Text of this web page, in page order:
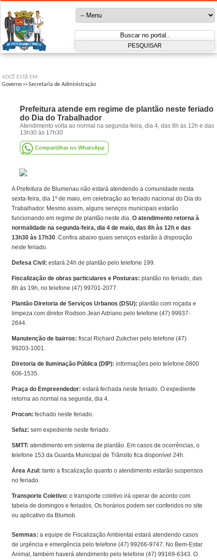
VOCÊ ESTÁ EM:
Governo >>Secretaria de Administração
Prefeitura atende em regime de plantão neste feriado
do Dia do Trabalhador
Atendimento volta ao normal na segunda-feira, dia 4, das 8h às 12h e das
13h30 às 17h30
Compartilhar no WhatsApp
A Prefeitura de Blumenau não estará atendendo a comunidade nesta
sexta-feira, dia 1º de maio, em celebração ao feriado nacional do Dia do
Trabalhador. Mesmo assim, alguns serviços municipais estarão
funcionando em regime de plantão neste dia.O atendimento retorna à
normalidade na segunda-feira, dia 4 de maio, das 8h às 12h e das
13h30 às 17h30. Confira abaixo quais serviços estarão à disposição
neste feriado.
Defesa Civil:estará 24h de plantão pelo telefone 199.
Fiscalização de obras particulares e Posturas:plantão no feriado, das
8h às 19h, no telefone (47) 99701-2077.
Plantão Diretoria de Serviços Urbanos (DSU):plantão com roçada e
limpeza com diretor Rodson Jean Adriano pelo telefone (47) 99937-
2644.
Manutenção de bairros: fiscal Richard Zuikcher pelo telefone (47)
99203-1001.
Diretoria de Iluminação Pública (DIP): informações pelo telefone 0800
606-1535.
Praça do Empreendedor: estará fechada neste feriado. O expediente
retorna ao normal na segunda, dia 4.
Procon:fechado neste feriado.
Sefaz:sem expediente neste feriado.
SMTT: atendimento em sistema de plantão. Em casos de ocorrências, o
telefone 153 da Guarda Municipal de Trânsito fica disponível 24h.
Área Azul: tanto a fiscalização quanto o atendimento estarão suspensos
no feriado.
Transporte Coletivo: o transporte coletivo irá operar de acordo com
tabela de domingos e feriados. Os horários podem ser conferidos no site
ou aplicativo da Blumob.
Semmas: a equipe de Fiscalização Ambiental estará atendendo casos
de urgência e emergência pelo telefone (47) 99266-9747. No Bem-Estar
Animal, também haverá atendimento pelo telefone (47) 99169-6343. O